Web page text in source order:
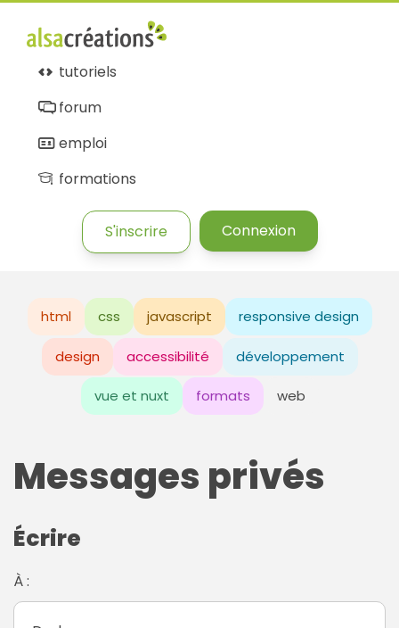
tutoriels
forum
emploi
formations
S'inscrire Connexion
html css javascript responsive design
design accessibilité développement
vue et nuxt formats web
Messages privés
Écrire
À :